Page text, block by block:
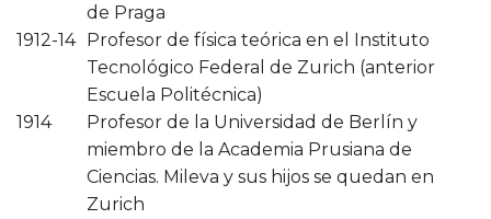
de Praga
1912-14 Profesor de física teórica en el Instituto
Tecnológico Federal de Zurich (anterior
Escuela Politécnica)
1914
Profesor de la Universidad de Berlín y
miembro de la Academia Prusiana de
Ciencias. Mileva y sus hijos se quedan en
Zurich